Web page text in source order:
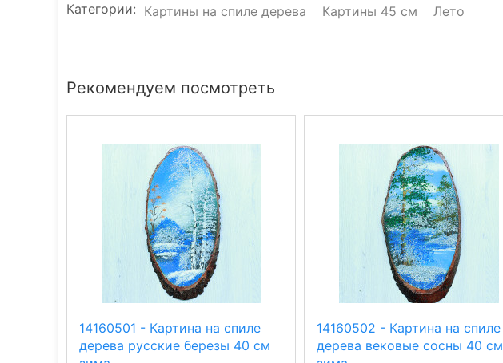
Категории: Картины на спиле дерева Картины 45 см Лето
Рекомендуем посмотреть
14160501 - Картина на спиле
дерева русские березы 40 см
14160502 - Картина на спиле
дерева вековые сосны 40 см